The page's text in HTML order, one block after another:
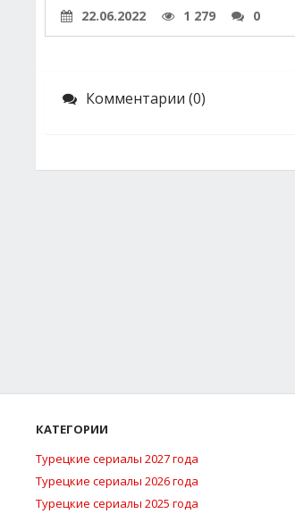
22.06.2022 1 279 0
Комментарии (0)
КАТЕГОРИИ
Турецкие сериалы 2027 года
Турецкие сериалы 2026 года
Турецкие сериалы 2025 года